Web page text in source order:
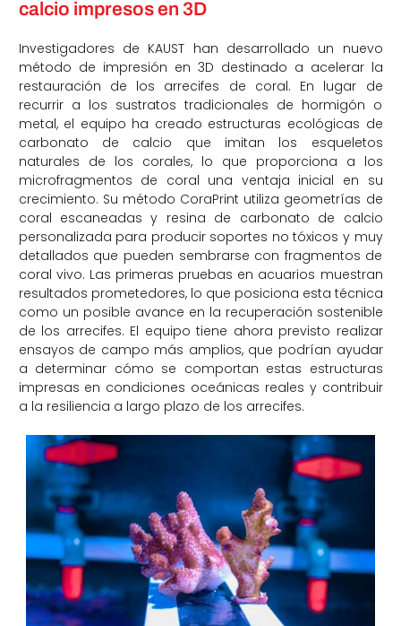
calcio impresos en 3D
Investigadores de KAUST han desarrollado un nuevo
método de impresión en 3D destinado a acelerar la
restauración de los arrecifes de coral. En lugar de
recurrir a los sustratos tradicionales de hormigón o
metal, el equipo ha creado estructuras ecológicas de
carbonato de calcio que imitan los esqueletos
naturales de los corales, lo que proporciona a los
microfragmentos de coral una ventaja inicial en su
crecimiento. Su método CoraPrint utiliza geometrías de
coral escaneadas y resina de carbonato de calcio
personalizada para producir soportes no tóxicos y muy
detallados que pueden sembrarse con fragmentos de
coral vivo. Las primeras pruebas en acuarios muestran
resultados prometedores, lo que posiciona esta técnica
como un posible avance en la recuperación sostenible
de los arrecifes. El equipo tiene ahora previsto realizar
ensayos de campo más amplios, que podrían ayudar
a determinar cómo se comportan estas estructuras
impresas en condiciones oceánicas reales y contribuir
a la resiliencia a largo plazo de los arrecifes.